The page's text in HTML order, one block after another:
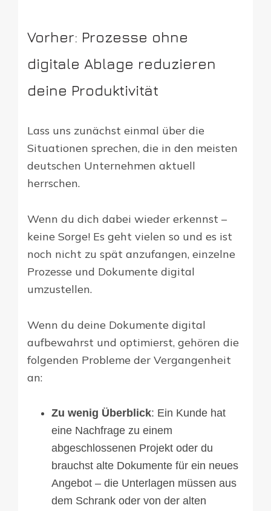
Vorher: Prozesse ohne
digitale Ablage reduzieren
deine Produktivität
Lass uns zunächst einmal über die
Situationen sprechen, die in den meisten
deutschen Unternehmen aktuell
herrschen.
Wenn du dich dabei wieder erkennst –
keine Sorge! Es geht vielen so und es ist
noch nicht zu spät anzufangen, einzelne
Prozesse und Dokumente digital
umzustellen.
Wenn du deine Dokumente digital
aufbewahrst und optimierst, gehören die
folgenden Probleme der Vergangenheit
an:
Zu wenig Überblick: Ein Kunde hat
eine Nachfrage zu einem
abgeschlossenen Projekt oder du
brauchst alte Dokumente für ein neues
Angebot – die Unterlagen müssen aus
dem Schrank oder von der alten